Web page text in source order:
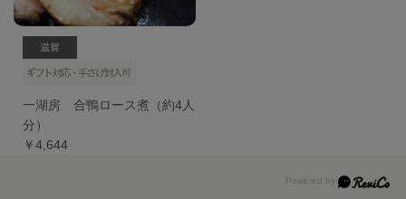
一湖房 合鴨ロース煮（約4人
分）
￥4,644